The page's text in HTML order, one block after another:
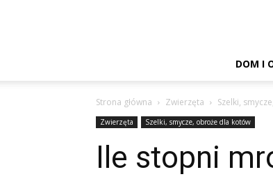
DOM I
Strona główna Zwierzęta Szelki,
Zwierzęta Szelki, smycze, obroże dla kotów
Ile stopni